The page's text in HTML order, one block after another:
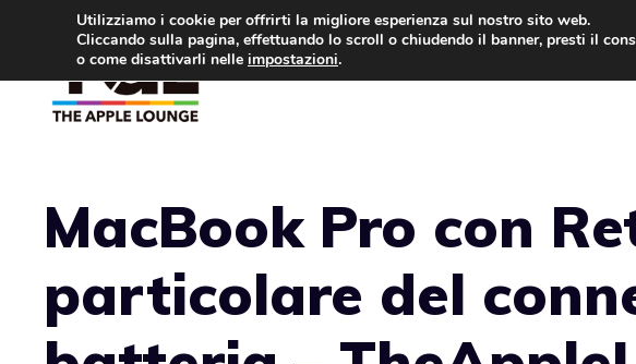
contenuto
MacBook Pro con
particolare del
Utilizziamo i cookie per offrirti la migliore esperienza sul nostro sito web.
Cliccando sulla pagina, effettuando lo scroll o chiudendo il banner, presti il
o come disattivarli nelle impostazioni.